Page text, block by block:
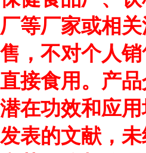
厂等厂家或相
售，不对个人
直接食用。产
潜在功效和应
发表的文献，